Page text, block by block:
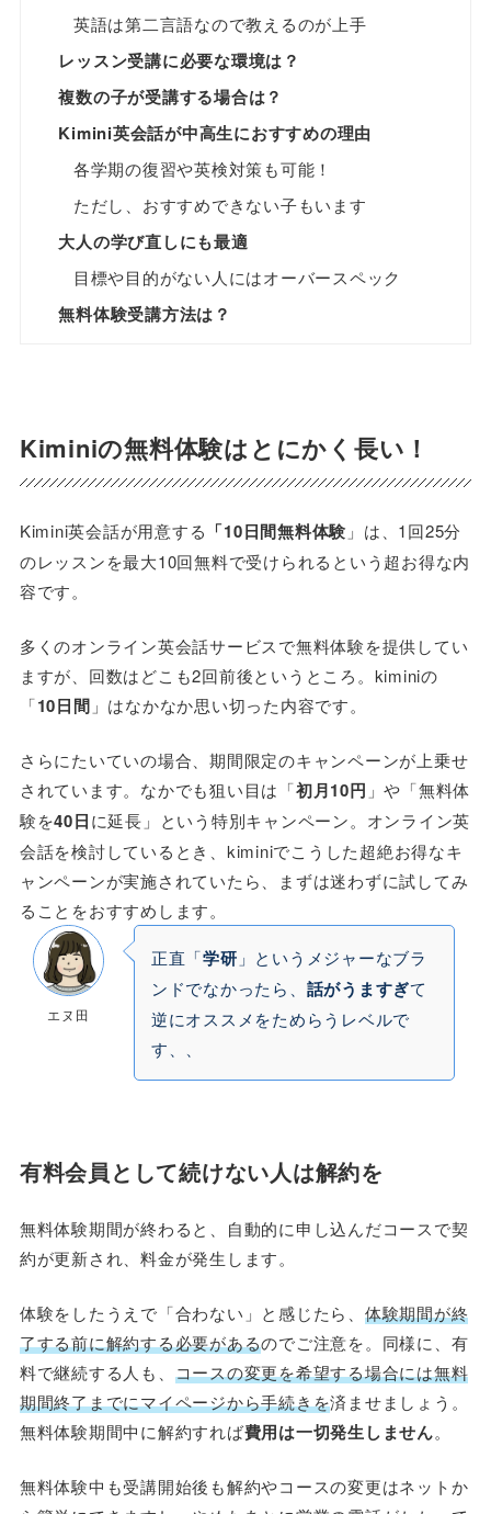
英語は第二言語なので教えるのが上手
レッスン受講に必要な環境は？
複数の子が受講する場合は？
Kimini英会話が中高生におすすめの理由
各学期の復習や英検対策も可能！
ただし、おすすめできない子もいます
大人の学び直しにも最適
目標や目的がない人にはオーバースペック
無料体験受講方法は？
Kiminiの無料体験はとにかく長い！
Kimini英会話が用意する 「10日間無料体験 」は、1回25分
のレッスンを最大10回無料で受けられるという超お得な内
容です。
多くのオンライン英会話サービスで無料体験を提供してい
ますが、回数はどこも2回前後というところ。kiminiの
「10日間 」はなかなか思い切った内容です。
さらにたいていの場合、期間限定のキャンペーンが上乗せ
されています。なかでも狙い目は「初月10円 」や「無料体
験を40日に延長」という特別キャンペーン。オンライン英
会話を検討しているとき、kiminiでこうした超絶お得なキ
ャンペーンが実施されていたら、まずは迷わずに試してみ
ることをおすすめします。
エヌ田
正直「学研 」というメジャーなブラ
ンドでなかったら、 話がうますぎて
逆にオススメをためらうレベルで
す、、
有料会員として続けない人は解約を
無料体験期間が終わると、自動的に申し込んだコースで契
約が更新され、料金が発生します。
体験をしたうえで「合わない」と感じたら、 体験期間が終
了する前に解約する必要があるのでご注意を。同様に、有
料で継続する人も、 コースの変更を希望する場合には無料
期間終了までにマイページから手続きを済ませましょう。
無料体験期間中に解約すれば費用は一切発生しません。
無料体験中も受講開始後も解約やコースの変更はネットか